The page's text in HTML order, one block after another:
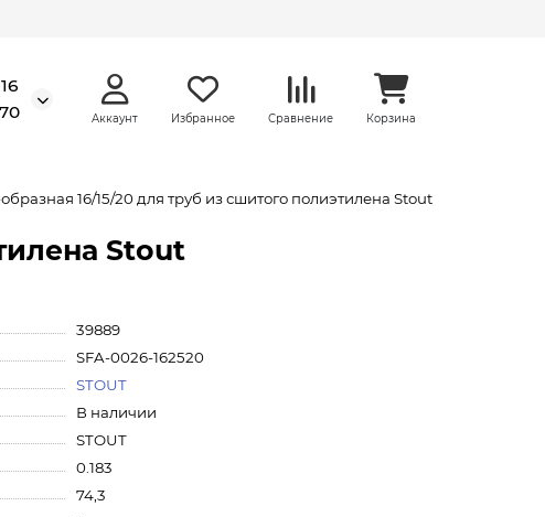
Аккаунт Избранное Сравнение Корзина
16/15/20 для труб из сшитого полиэтилена Stout
Stout
39889
SFA-0026-162520
STOUT
В наличии
STOUT
0.183
74,3